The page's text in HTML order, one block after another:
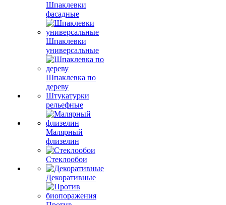
Шпаклевки
фасадные
Шпаклевки
универсальные
Шпаклевка по
дереву
Штукатурки
рельефные
Малярный
флизелин
Стеклообои
Декоративные